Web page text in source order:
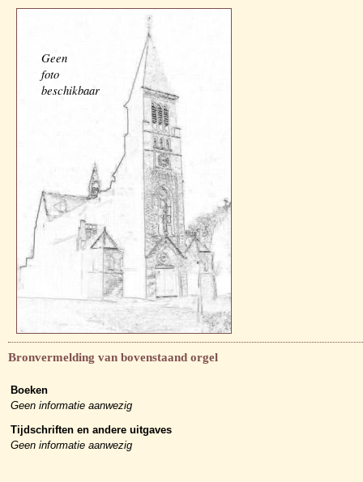
Geen
foto
beschikbaar
Bronvermelding van bovenstaand orgel
Boeken
Geen informatie aanwezig
Tijdschriften en andere uitgaves
Geen informatie aanwezig